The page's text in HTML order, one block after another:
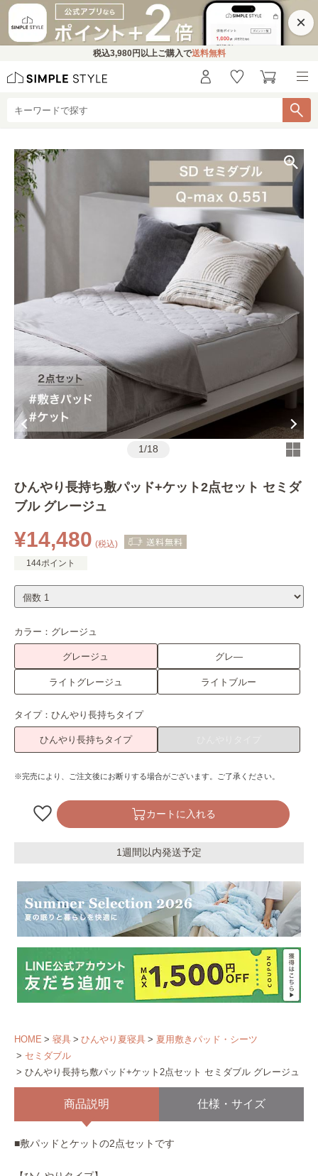
×
税込3,980円 以上ご購入で送料無料
1/18
ひんやり長持ち敷パッド+ケット2点セット セミダ
ブル グレージュ
¥14,480 (税込)
144ポイント
カラー： グレージュ
グレージュ グレ―
ライトグレージュ ライトブルー
タイプ： ひんやり長持ちタイプ
ひんやり長持ちタイプ
※完売により、ご注文後にお断りする場合がございます。ご了承ください。
カートに入れる
1週間以内発送予定
HOME 寝具 ひんやり夏寝具
夏用敷きパッド・シーツ
セミダブル
ひんやり長持ち敷パッド+ケット2点セット セミダブル グレージュ
商品説明 仕様・サイズ
■敷パッドとケットの2点セットです